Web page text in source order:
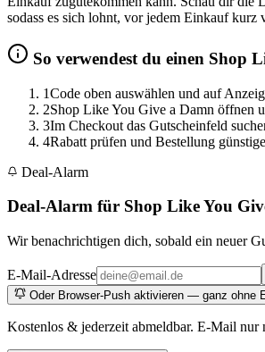
sodass es sich lohnt, vor jedem Einkauf kurz
So verwendest du einen Shop
1Code oben auswählen und auf
2Shop Like You Give a Damn öffnen
3Im Checkout das Gutscheinfeld
4Rabatt prüfen und Bestellung
Deal-Alarm
Deal-Alarm für Shop Like You
Wir benachrichtigen dich, sobald ein neuer
E-Mail-Adresse
Oder Browser-Push aktivieren — ganz ohne
Kostenlos & jederzeit abmeldbar. E-Mail